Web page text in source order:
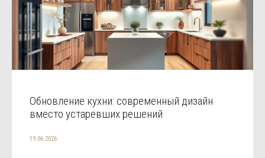
Обновление кухни: современный дизайн
вместо устаревших решений
19.06.2026